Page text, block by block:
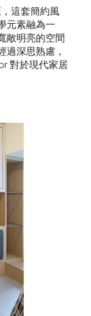
這套簡約風
元素融為一
敞明亮的空間
過深思熟慮，
對於現代家居